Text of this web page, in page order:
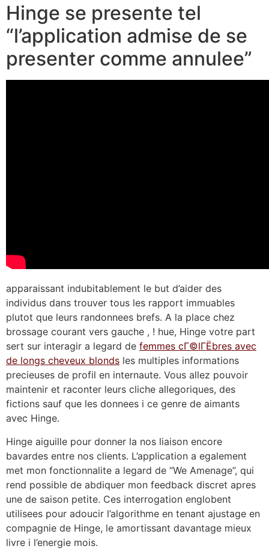
Hinge se presente tel
“l’application admise de se
presenter comme annulee”
apparaissant indubitablement le but d’aider des
individus dans trouver tous les rapport immuables
plutot que leurs randonnees brefs. A la place chez
brossage courant vers gauche , ! hue, Hinge votre part
sert sur interagir a legard de femmes cГ©lГЁbres avec
de longs cheveux blonds les multiples informations
precieuses de profil en internaute. Vous allez pouvoir
maintenir et raconter leurs cliche allegoriques, des
fictions sauf que les donnees i ce genre de aimants
avec Hinge.
Hinge aiguille pour donner la nos liaison encore
bavardes entre nos clients. L’application a egalement
met mon fonctionnalite a legard de “We Amenage”, qui
rend possible de abdiquer mon feedback discret apres
une de saison petite. Ces interrogation englobent
utilisees pour adoucir l’algorithme en tenant ajustage en
compagnie de Hinge, le amortissant davantage mieux
livre i l’energie mois.